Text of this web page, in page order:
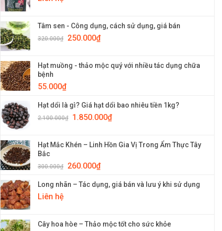
Tâm sen - Công dụng, cách sử dụng, giá bán
320.000₫ 250.000₫
Hạt muồng - thảo mộc quý với nhiều tác dụng chữa
bệnh
55.000₫
Hạt dổi là gì? Giá hạt dổi bao nhiêu tiền 1kg?
2.100.000₫ 1.850.000₫
Hạt Mắc Khén – Linh Hồn Gia Vị Trong Ẩm Thực Tây
Bắc
300.000₫ 260.000₫
Long nhãn – Tác dụng, giá bán và lưu ý khi sử dụng
Liên hệ
Cây hoa hòe – Thảo mộc tốt cho sức khỏe